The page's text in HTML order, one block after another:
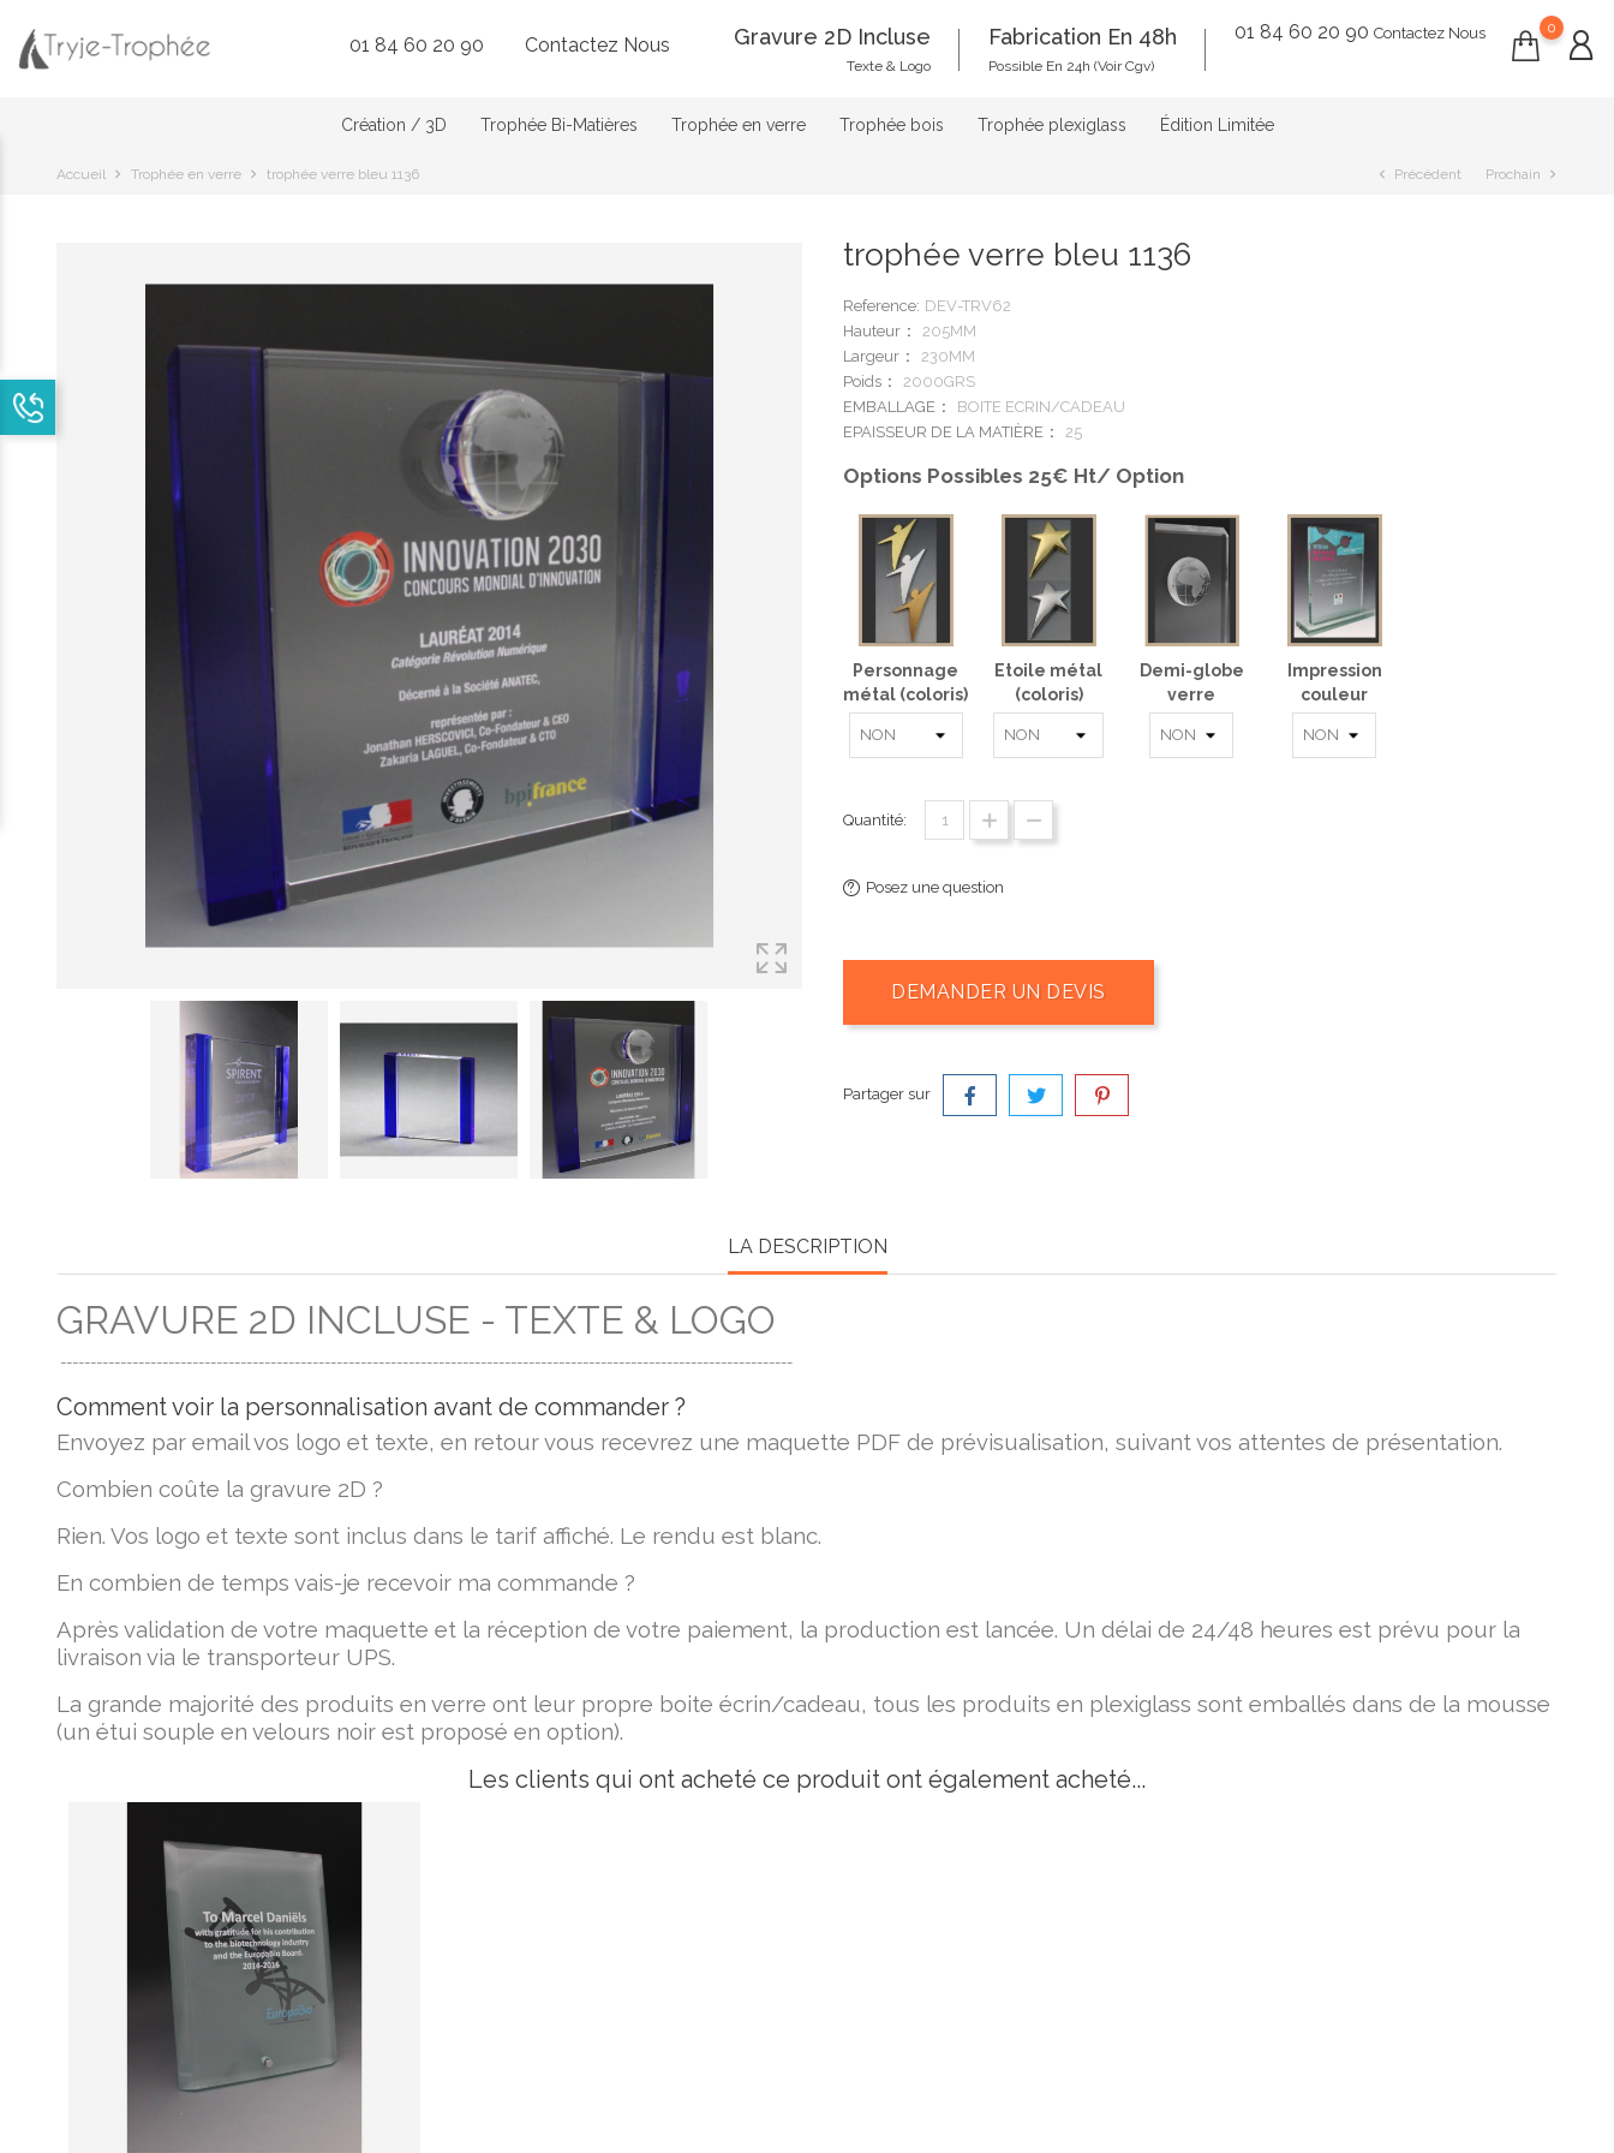
0
Gravure 2D Incluse
Texte & Logo
Fabrication En 48h
Possible En 24h (voir Cgv)
01 84 60 20 90 Contactez Nous
01 84 60 20 90 Contactez Nous
Création / 3D Trophée Bi-Matières Trophée en verre Trophée bois Trophée plexiglass Édition Limitée
Accueil Trophée en verre trophée verre bleu 1136 chevron_left Précédent Prochain chevron_right
trophée verre bleu 1136
Reference: DEV-TRV62
Hauteur
205MM
Largeur
230MM
Poids
2000GRS
EMBALLAGE
BOITE ECRIN/CADEAU
EPAISSEUR DE LA MATIÈRE
25
Options Possibles 25€ Ht/ Option
Personnage
métal (coloris)
Etoile métal
(coloris)
Demi-globe
verre
Impression
couleur
Quantité:
Posez une question
DEMANDER UN DEVIS
Partager sur
LA DESCRIPTION
GRAVURE 2D INCLUSE - TEXTE & LOGO
--------------------------------------------------------------------------------------------------------------------------
Comment voir la personnalisation avant de commander ?
Envoyez par email vos logo et texte, en retour vous recevrez une maquette PDF de prévisualisation, suivant vos attentes de présentation.
Combien coûte la gravure 2D ?
Rien. Vos logo et texte sont inclus dans le tarif affiché. Le rendu est blanc.
En combien de temps vais-je recevoir ma commande ?
Après validation de votre maquette et la réception de votre paiement, la production est lancée. Un délai de 24/48 heures est prévu pour la
livraison via le transporteur UPS.
La grande majorité des produits en verre ont leur propre boite écrin/cadeau, tous les produits en plexiglass sont emballés dans de la mousse
(un étui souple en velours noir est proposé en option).
Les clients qui ont acheté ce produit ont également acheté...